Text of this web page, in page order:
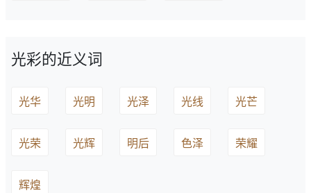
光彩的近义词
光华 光明 光泽 光线 光芒
光荣 光辉 明后 色泽 荣耀
辉煌